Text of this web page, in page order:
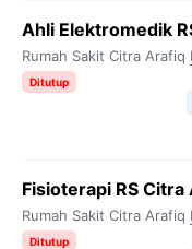
Ahli Elektromedik
Rumah Sakit Citra Arafiq
Ditutup
Fisioterapi RS
Rumah Sakit Citra Arafiq
Ditutup